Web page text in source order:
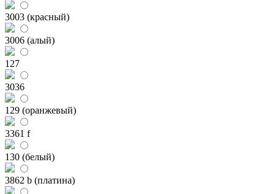
3003 (красный)
3006 (алый)
127
3036
129 (оранжевый)
3361 f
130 (белый)
3862 b (платина)